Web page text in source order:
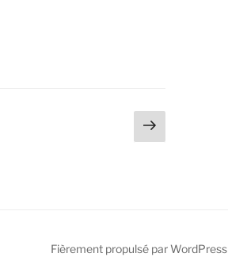
Page
suivante
Fièrement propulsé par WordPress